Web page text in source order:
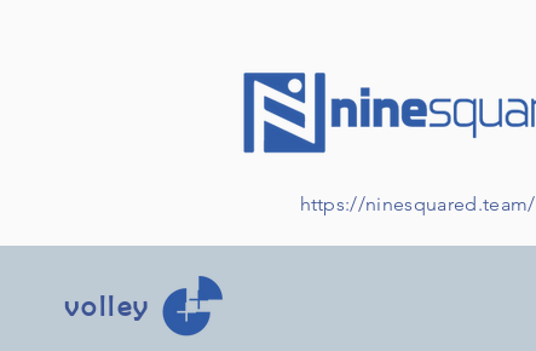
volley
https://ninesquared.team/